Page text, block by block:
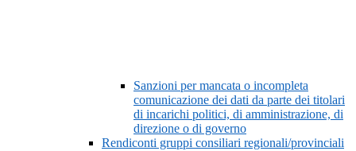
Sanzioni per mancata o incompleta
comunicazione dei dati da parte dei titolari
di incarichi politici, di amministrazione, di
direzione o di governo
Rendiconti gruppi consiliari regionali/provinciali